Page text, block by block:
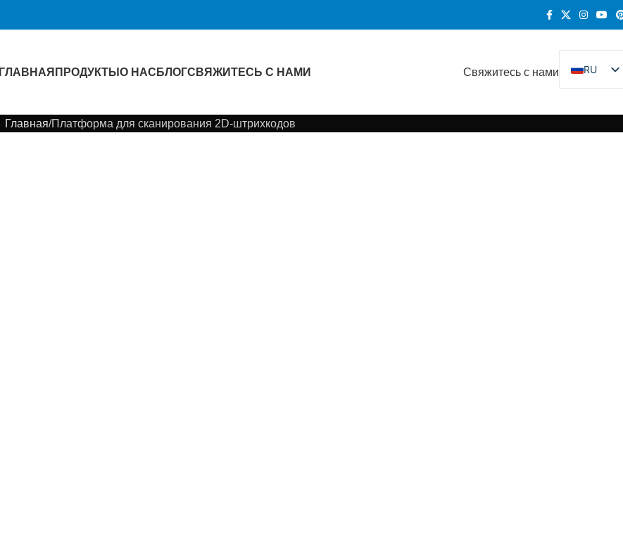
ГЛАВНАЯ ПРОДУКТЫ О НАС БЛОГСВЯЖИТЕСЬ С НАМИ Свяжитесь с нами
RU
EN
DE
Главная Платформа для сканирования 2D-штрихкодов